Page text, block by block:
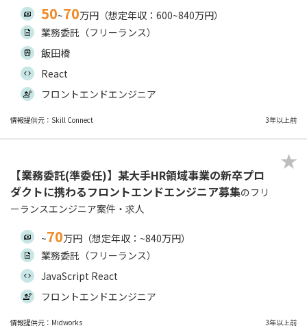
50~70万円（想定年収：600~840万円）
業務委託（フリーランス）
飯田橋
React
フロントエンドエンジニア
情報提供元：Skill Connect 3年以上前
【業務委託(準委任)】某大手HR領域事業の新卒プロ
ダクトに携わるフロントエンドエンジニア募集のフリ
ーランスエンジニア案件・求人
~70万円（想定年収：~840万円）
業務委託（フリーランス）
JavaScript React
フロントエンドエンジニア
情報提供元：Midworks 3年以上前